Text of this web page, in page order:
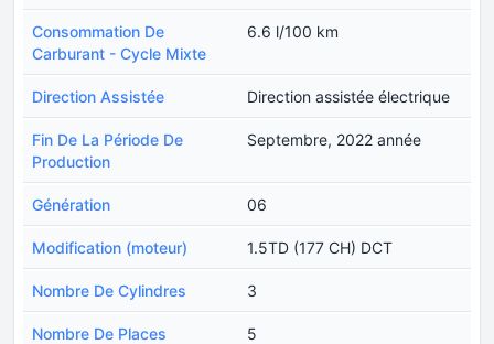
Consommation De
Carburant - Cycle Mixte
6.6 l/100 km
Direction Assistée Direction assistée électrique
Fin De La Période De
Production
Septembre, 2022 année
Génération 06
Modification (moteur) 1.5TD (177 CH) DCT
Nombre De Cylindres 3
Nombre De Places 5